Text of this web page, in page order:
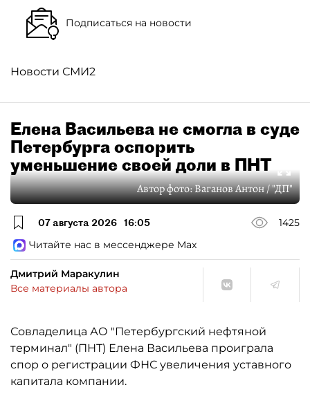
Подписаться на новости
Новости СМИ2
Елена Васильева не смогла в суде
Петербурга оспорить
уменьшение своей доли в ПНТ
Автор фото:Ваганов Антон / "ДП"
07 августа 2026 16:05
1425
Читайте нас в мессенджере Max
Дмитрий Маракулин
Все материалы автора
Совладелица АО "Петербургский нефтяной
терминал" (ПНТ) Елена Васильева проиграла
спор о регистрации ФНС увеличения уставного
капитала компании.